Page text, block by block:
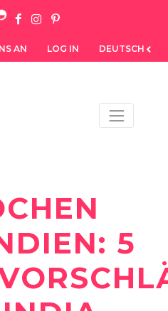
AN LOG IN DEUTSCH
5